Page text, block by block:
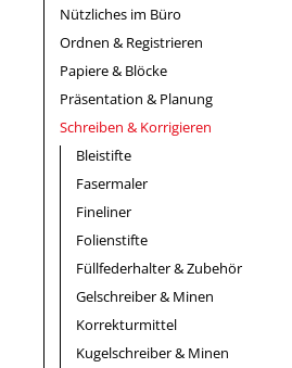
Nützliches im Büro
Ordnen & Registrieren
Papiere & Blöcke
Präsentation & Planung
Schreiben & Korrigieren
Bleistifte
Fasermaler
Fineliner
Folienstifte
Füllfederhalter & Zubehör
Gelschreiber & Minen
Korrekturmittel
Kugelschreiber & Minen